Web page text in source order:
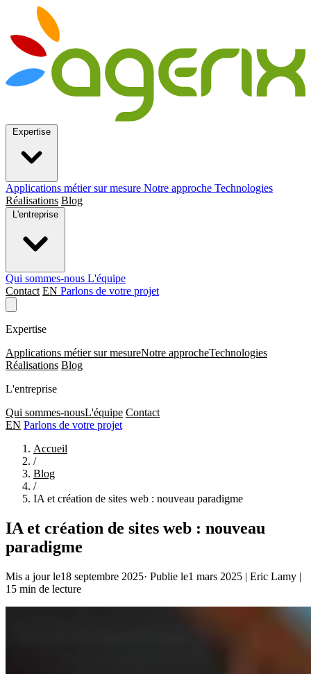
Applications métier sur mesure Notre approche Technologies
Réalisations Blog
Qui sommes-nous L'équipe
Contact EN Parlons de votre projet
Expertise
Applications métier sur mesureNotre approcheTechnologies
Réalisations Blog
L'entreprise
Qui sommes-nousL'équipe Contact
EN Parlons de votre projet
Accueil
/
Blog
/
IA et création de sites web : nouveau paradigme
IA et création de sites web : nouveau
paradigme
Mis a jour le18 septembre 2025· Publie le1 mars 2025 | Eric Lamy |
15 min de lecture